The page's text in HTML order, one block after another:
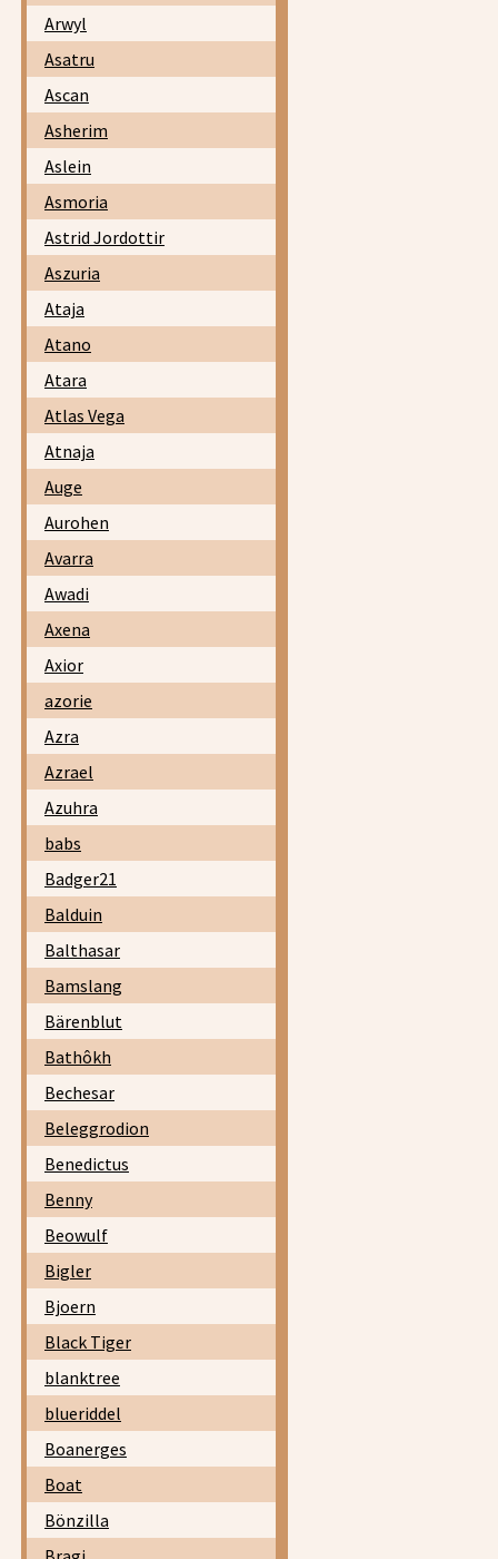
Arwyl
Asatru
Ascan
Asherim
Aslein
Asmoria
Astrid Jordottir
Aszuria
Ataja
Atano
Atara
Atlas Vega
Atnaja
Auge
Aurohen
Avarra
Awadi
Axena
Axior
azorie
Azra
Azrael
Azuhra
babs
Badger21
Balduin
Balthasar
Bamslang
Bärenblut
Bathôkh
Bechesar
Beleggrodion
Benedictus
Benny
Beowulf
Bigler
Bjoern
Black Tiger
blanktree
blueriddel
Boanerges
Boat
Bönzilla